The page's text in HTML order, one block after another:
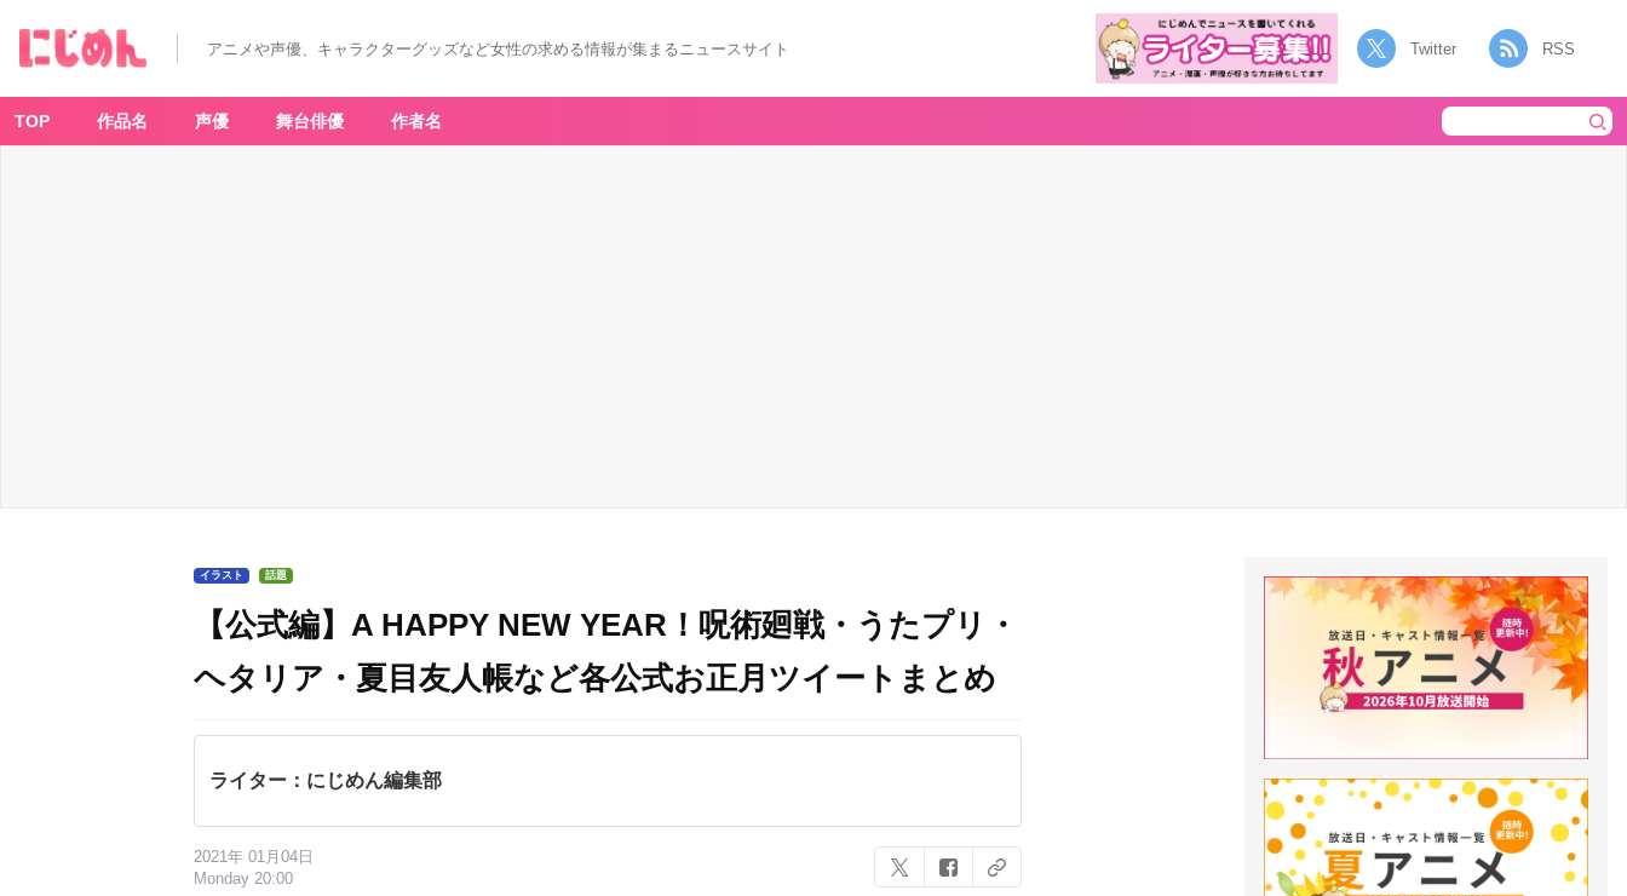
アニメや声優、キャラクターグッズなど女性の求める情報が集まるニュースサイト Twitter RSS
TOP 作品名 声優 舞台俳優 作者名
イラスト 話題
【公式編】A HAPPY NEW YEAR！呪術廻戦・うたプリ・
ヘタリア・夏目友人帳など各公式お正月ツイートまとめ
ライター：にじめん編集部
2021年 01月04日
Monday 20:00